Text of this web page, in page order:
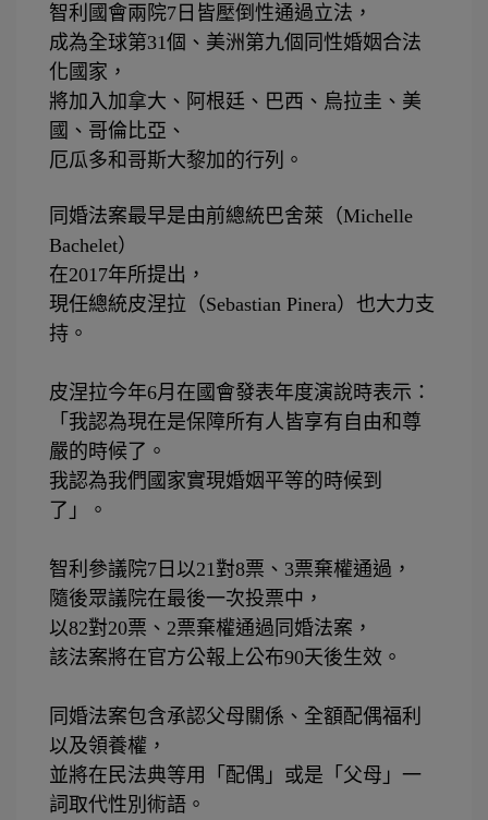
智利國會兩院7 日皆壓倒性通過立法，
成為全球第31個、美洲第九個同性婚姻合法
化國家，
將加入加拿大、阿根廷、巴西、烏拉圭、美
國、哥倫比亞、
厄瓜多和哥斯大黎加的行列。
同婚法案最早是由前總統巴舍萊（Michelle
Bachelet）
在2017年所提出，
現任總統皮涅拉（Sebastian Pinera）也大力支
持。
皮涅拉今年6月在國會發表年度演說時表示：
「我認為現在是保障所有人皆享有自由和尊
嚴的時候了。
我認為我們國家實現婚姻平等的時候到
了」。
智利參議院7 日以21 對8票、 3票棄權通過，
隨後眾議院在最後一次投票中，
以82對20票、 2票棄權通過同婚法案，
該法案將在官方公報上公布90天後生效。
同婚法案包含承認父母關係、全額配偶福利
以及領養權，
並將在民法典等用「配偶」或是「父母」一
詞取代性別術語。